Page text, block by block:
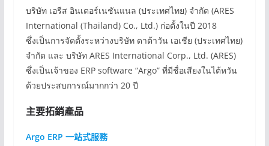
บริษัท เอรีส อินเตอร์เนชันแนล (ประเทศไทย) จำกัด (ARES
International (Thailand) Co., Ltd.) ก่อตั้งในปี 2018
ซึ่งเป็นการจัดตั้งระหว่างบริษัท ดาต้าวัน เอเชีย (ประเทศไทย)
จำกัด และ บริษัท ARES International Corp., Ltd. (ARES)
ซึ่งเป็นเจ้าของ ERP software “Argo” ที่มีชื่อเสียงในไต้หวัน
ด้วยประสบการณ์มากกว่า 20 ปี
主要拓銷產品
Argo ERP 一站式服務